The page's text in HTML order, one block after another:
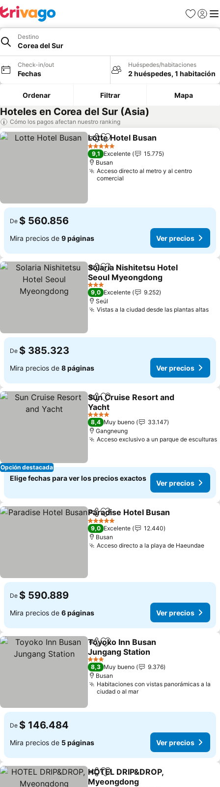
Favoritos
Iniciar
Destino
Corea del Sur
Check-in/out
Fechas
Huéspedes/habitaciones
2 huéspedes, 1 habitación
Ordenar Filtrar Mapa
Hoteles en Corea del Sur (Asia)
Cómo los pagos afectan nuestro ranking
CompartirAgregar a favoritos
Lotte Hotel Busan
5 Estrellas
9,1 Excelente
15.775
Busan
Acceso directo al metro y al centro
comercial
De $ 560.856
Mira precios de 9 páginas Ver precios
CompartirAgregar a favoritos
Solaria Nishitetsu Hotel
Seoul Myeongdong
3 Estrellas
9,0 Excelente
9.252
Seúl
Vistas a la ciudad desde las plantas altas
De $ 385.323
Mira precios de 8 páginas Ver precios
Opción destacada
CompartirAgregar a favoritos
Sun Cruise Resort and
Yacht
4 Estrellas
8,4 Muy bueno
33.147
Gangneung
Acceso exclusivo a un parque de esculturas
Elige fechas para ver los precios exactos
Ver precios
CompartirAgregar a favoritos
Paradise Hotel Busan
5 Estrellas
9,0 Excelente
12.440
Busan
Acceso directo a la playa de Haeundae
De $ 590.889
Mira precios de 6 páginas Ver precios
Compartir
Agregar a favoritos
Toyoko Inn Busan
Jungang Station
3 Estrellas
8,3 Muy bueno
9.376
Busan
Habitaciones con vistas panorámicas a la
ciudad o al mar
De $ 146.484
Mira precios de 5 páginas Ver precios
CompartirAgregar a favoritos
HOTEL DRIP&DROP,
Myeongdong